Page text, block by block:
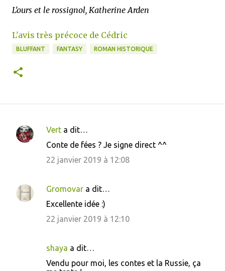
L'ours et le rossignol, Katherine Arden
L'avis très précoce de Cédric
BLUFFANT FANTASY ROMAN HISTORIQUE
C
e
Vert a dit…
Conte de fées ? Je signe direct ^^
22 janvier 2019 à 12:08
Gromovar a dit…
Excellente idée :)
22 janvier 2019 à 12:10
shaya a dit…
Vendu pour moi, les contes et la Russie, ça